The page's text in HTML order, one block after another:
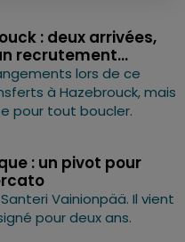
: deux arrivées,
recrutement...
lors de ce
à Hazebrouck, mais
pour tout boucler.
: un pivot pour
Santeri Vainionpää. Il vient
pour deux ans.